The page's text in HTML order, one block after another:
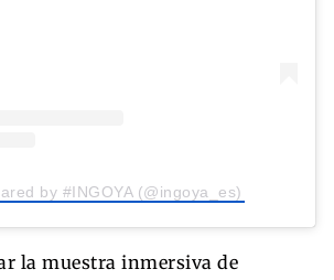
by #INGOYA (@ingoya_es)
la muestra inmersiva de